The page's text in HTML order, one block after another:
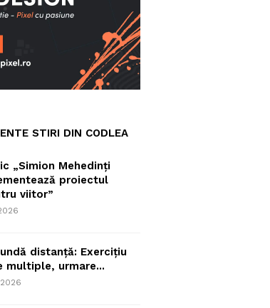
STIRI DIN CODLEA
„Simion Mehedinți
proiectul
viitor”
distanță: Exercițiu
multiple, urmare...